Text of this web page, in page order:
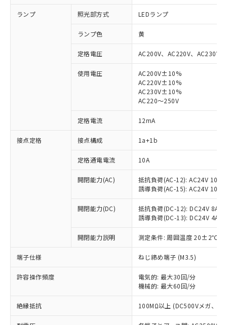
ランプ 照光部方式 LEDランプ
ランプ色 黄
定格電圧 AC200V、AC220V、AC230V
使用電圧
AC200V±10%
AC220V±10%
AC230V±10%
AC220～250V
定格電流 12mA
接点定格 接点構成 1a+1b
定格通電電流 10A
開閉能力(AC)
抵抗負荷(AC-12): AC24V 10A/
誘導負荷(AC-15): AC24V
開閉能力(DC)
抵抗負荷(DC-12): DC24V 8A/
誘導負荷(DC-13): DC24V 4A/
開閉能力説明 測定条件: 周囲温度 20±2℃、
端子仕様 ねじ締め端子 (M3.5)
許容操作頻度
電気的: 最大30回/分
機械的: 最大60回/分
絶縁抵抗 100MΩ以上 (DC500Vメガ、点
ご利用条件
以下の条件をお読みいただき、同意のうえ
ご利用ください。
本サービスは、当社制御機器事業取扱
商品の当社在庫状況および標準価格
(税抜)を提供させていただくもので
当社制御機器事業取扱商品の中には、
本サービスの対象外となる商品もある
※1 対応状況
対応済み：EU RoHS指令（10物質）の
非含有に対応した製品が提供可能な商品で
対応予定：EU RoHS指令（10物質）の非含
有に対応した製品に切り替える予定のある
対応予定なし：EU RoHS指令（10物質）の
非含有に非対応の商品で、対応品を出す予
調査・確認中：EU RoHS指令（10物質）の
非含有の対応状況を調査中または確認中の
商品です。
非該当品：ライセンス料など無形物で、有
害物質有無と関係のない商品です。
仕入先様の事情により、非含有部品として
いたものが、含有品と判明した場合などや
「○」：最大均質材料含有率が中国RoHSの
基準値以下であることを示します。
「×」：最大均質材料含有率が中国RoHSの
基準値を超えていることを示します。
当社は、これら貴社製品のうち、外国